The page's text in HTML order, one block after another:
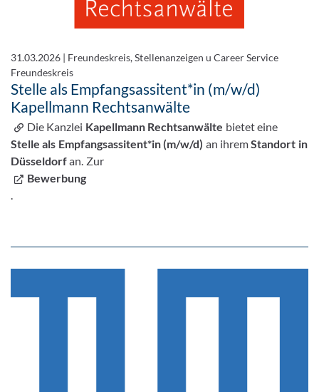
31.03.2026 | Freundeskreis, Stellenanzeigen u Career Service
Freundeskreis
Stelle als Empfangsassitent*in (m/w/d)
Kapellmann Rechtsanwälte
Die Kanzlei Kapellmann Rechtsanwälte bietet eine
Stelle als Empfangsassitent*in (m/w/d) an ihremStandort in
Düsseldorfan. Zur
Bewerbung